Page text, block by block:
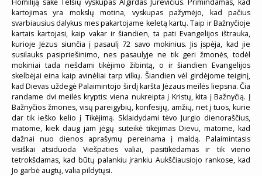
Homiliją sakė Telšių vyskupas Algirdas Jurevičius. Primindamas, kad
kartojimas yra mokslų motina, vyskupas pažymėjo, kad pačius
svarbiausius dalykus mes pakartojame keletą kartų. Taip ir Bažnyčioje
kartais kartojasi, kaip vakar ir šiandien, ta pati Evangelijos ištrauka,
kurioje Jėzus siunčia į pasaulį 72 savo mokinius. Jis įspėja, kad jie
susilauks pasipriešinimo, nes pasaulyje ne tik geri žmonės, todėl
mokiniai tada nešdami tikėjimo žibintą, o ir šiandien Evangelijos
skelbėjai eina kaip avinėliai tarp vilkų. Šiandien vėl girdėjome teiginį,
kad Dievas uždegė Palaimintojo širdį karšta Jėzaus meilės liepsna. Čia
randame dvi meilės kryptis: viena nukreipta į Kristų, kita į Bažnyčią. Į
Bažnyčios žmones, visų pareigybių, konfesijų, amžių, net į tuos, kurie
dar tik ieško kelio į Tikėjimą. Sklaidydami tėvo Jurgio dienoraščius,
matome, kiek daug jam jėgų suteikė tikėjimas Dievu, matome, kad
dažnai nuo dienos aprašymų pereinama į maldą. Palaimintasis
visiškai atsiduoda Viešpaties valiai, pasitikėdamas ir tik vieno
tetrokšdamas, kad būtų palankiu įrankiu Aukščiausiojo rankose, kad
Jo garbė augtų, valia pildytųsi.